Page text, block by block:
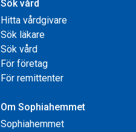
Sök vård
Hitta vårdgivare
Sök läkare
Sök vård
För företag
För remittenter
Om Sophiahemmet
Sophiahemmet